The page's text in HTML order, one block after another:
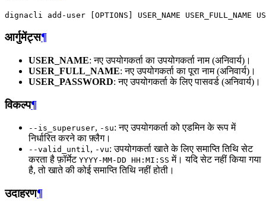
dignacli add-user OPTIONS USER_NAME USER_FULL_NAME
आर्गुमेंट्स¶
USER_NAME: नए उपयोगकर्ता का उपयोगकर्ता नाम (अनिवार्य)।
USER_FULL_NAME: नए उपयोगकर्ता का पूरा नाम (अनिवार्य)।
USER_PASSWORD: नए उपयोगकर्ता के लिए पासवर्ड (अनिवार्य)।
विकल्प¶
--is_superuser, -su: नए उपयोगकर्ता को एडमिन के रूप में
निर्धारित करने का फ़्लैग।
--valid_until, -vu: उपयोगकर्ता खाते के लिए समाप्ति तिथि सेट
करता है फ़ॉर्मेट YYYY-MM-DD HH:MI:SS में। यदि सेट नहीं किया गया
है, तो खाते की कोई समाप्ति तिथि नहीं होती।
उदाहरण¶